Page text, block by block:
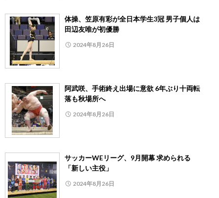
体操、笠原有彩が全日本学生3冠 男子個人は
田辺友唯が初優勝
2024年8月26日
阿武咲、手術終え出場に意欲 6年ぶり十両転
落も秋場所へ
2024年8月26日
サッカーWEリーグ、9月開幕 求められる
「新しい主役」
2024年8月26日